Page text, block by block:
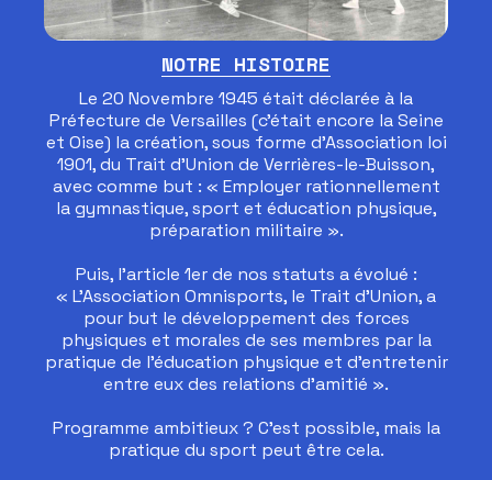
NOTRE HISTOIRE
Le 20 Novembre 1945 était déclarée à la
Préfecture de Versailles (c’était encore la Seine
et Oise) la création, sous forme d’Association loi
1901, du Trait d’Union de Verrières-le-Buisson,
avec comme but : « Employer rationnellement
la gymnastique, sport et éducation physique,
préparation militaire ».
Puis, l’article 1er de nos statuts a évolué :
« L’Association Omnisports, le Trait d’Union, a
pour but le développement des forces
physiques et morales de ses membres par la
pratique de l’éducation physique et d’entretenir
entre eux des relations d’amitié ».
Programme ambitieux ? C’est possible, mais la
pratique du sport peut être cela.